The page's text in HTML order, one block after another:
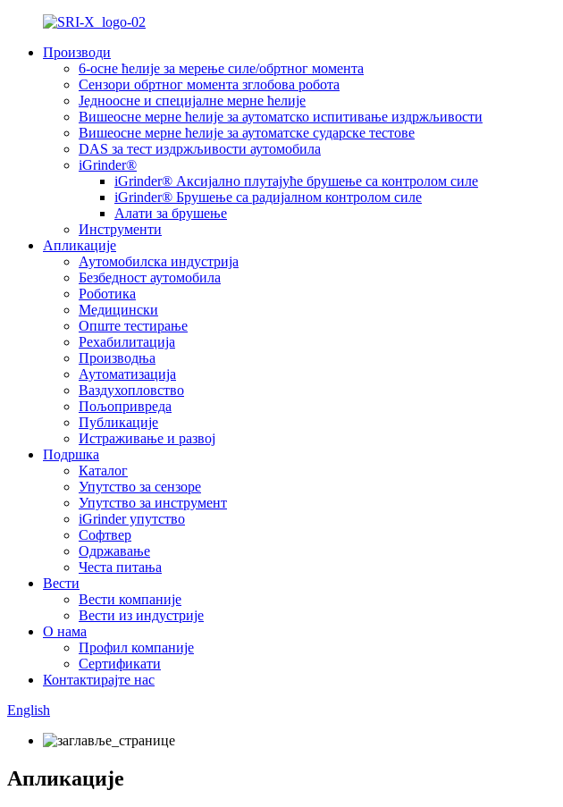
Производи
6-осне ћелије за мерење силе/обртног момента
Сензори обртног момента зглобова робота
Једноосне и специјалне мерне ћелије
Вишеосне мерне ћелије за аутоматско испитивање издржљивости
Вишеосне мерне ћелије за аутоматске сударске тестове
DAS за тест издржљивости аутомобила
iGrinder®
iGrinder® Аксијално плутајуће брушење са контролом силе
iGrinder® Брушење са радијалном контролом силе
Алати за брушење
Инструменти
Апликације
Аутомобилска индустрија
Безбедност аутомобила
Роботика
Медицински
Опште тестирање
Рехабилитација
Производња
Аутоматизација
Ваздухопловство
Пољопривреда
Публикације
Истраживање и развој
Подршка
Каталог
Упутство за сензоре
Упутство за инструмент
iGrinder упутство
Софтвер
Одржавање
Честа питања
Вести
Вести компаније
Вести из индустрије
О нама
Профил компаније
Сертификати
Контактирајте нас
English
Апликације